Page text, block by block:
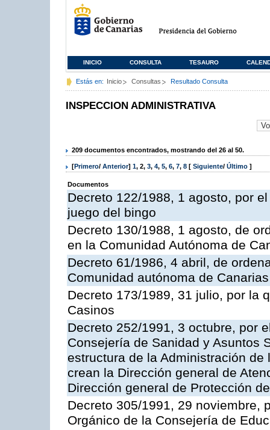
INICIO CONSULTA TESAURO
Estás en: Inicio Consultas Resultado Consulta
INSPECCION ADMINISTRATIVA
209 documentos encontrados, mostrando del 26 al 50.
[Primero/ Anterior] 1, 2, 3, 4, 5, 6, 7, 8 [ Siguiente/ Último ]
Documentos
Decreto 122/1988, 1 agosto, por
juego del bingo
Decreto 130/1988, 1 agosto, de
en la Comunidad Autónoma de
Decreto 61/1986, 4 abril, de
Comunidad autónoma de Canarias
Decreto 173/1989, 31 julio, por la
Casinos
Decreto 252/1991, 3 octubre, por
Consejería de Sanidad y Asuntos
estructura de la Administración
crean la Dirección general de
Dirección general de Protección
Decreto 305/1991, 29 noviembre,
Orgánico de la Consejería de